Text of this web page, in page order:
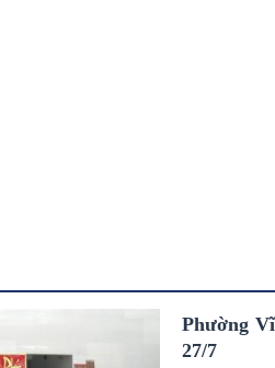
Phường
27/7